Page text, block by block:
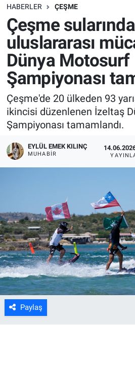
HABERLER ÇEŞME
Çeşme sularında
uluslararası
Dünya Motosurf
Şampiyonası
Çeşme'de 20 ülkeden 93
ikincisi düzenlenen İzeltaş
Şampiyonası tamamlandı.
EYLÜL EMEK KILINÇ
MUHABIR
Paylaş